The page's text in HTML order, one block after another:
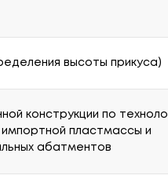
высоты прикуса)
конструкции по
импортной пластмассы и
абатментов